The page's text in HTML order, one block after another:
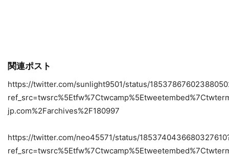
関連ポスト
https://twitter.com/sunlight9501/status/
jp.com%2Farchives%2F180997
https://twitter.com/neo45571/status/